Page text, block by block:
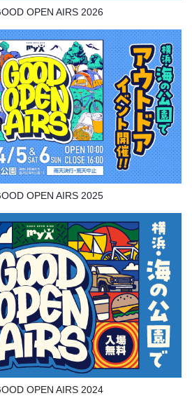
OPEN AIRS 2026
OPEN AIRS 2025
OPEN AIRS 2024